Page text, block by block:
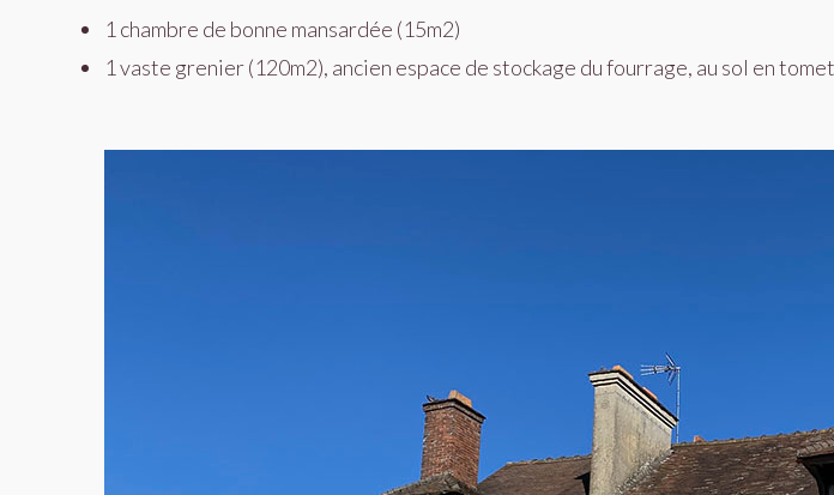
1 chambre de bonne mansardée (15m2)
1 vaste grenier (120m2), ancien espace de stockage du fourrage, au sol en